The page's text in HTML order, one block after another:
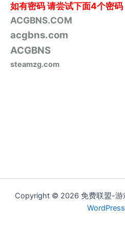
如有密码请尝试下面4个密码
ACGBNS.COM
acgbns.com
ACGBNS
steamzg.com
Copyright © 2026 免费联盟-游